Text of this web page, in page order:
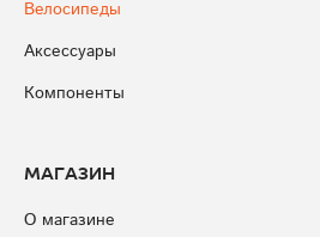
Велосипеды
Аксессуары
Компоненты
Магазин
О магазине